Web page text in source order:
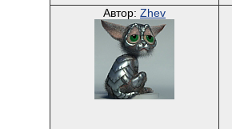
Автор: Zhev